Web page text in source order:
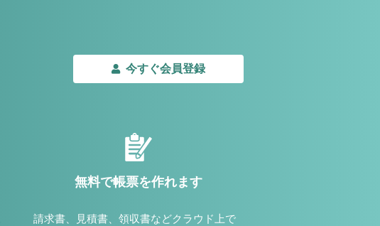
今すぐ会員登録
無料で帳票を作れます
請求書、見積書、領収書などクラウド上で